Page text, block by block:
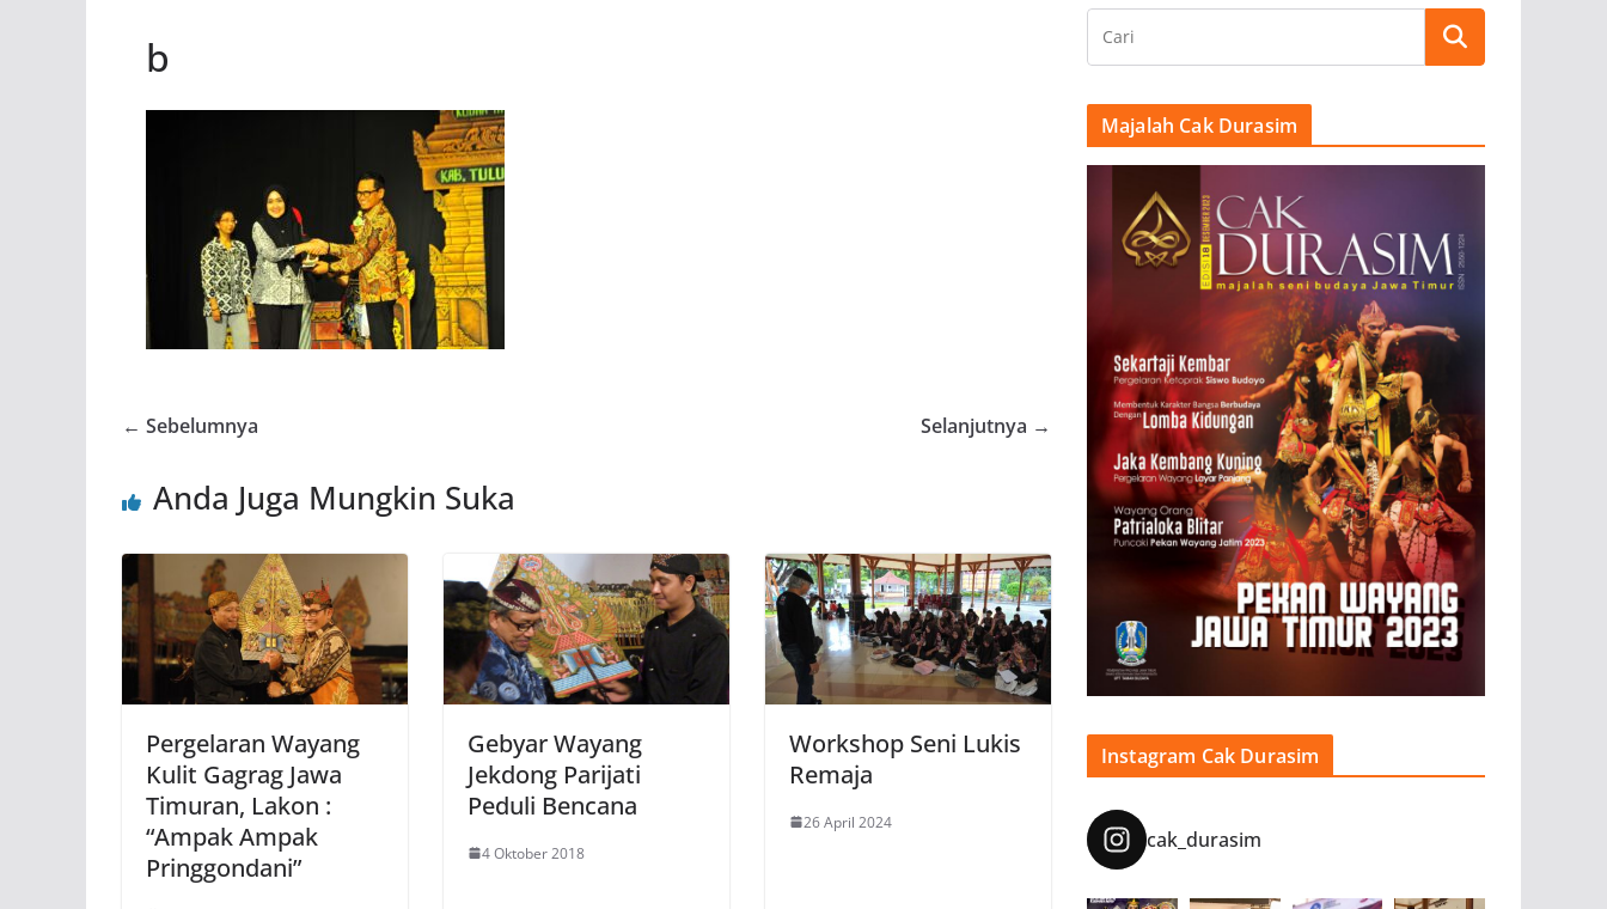
b
← Sebelumnya Selanjutnya →
Anda Juga Mungkin Suka
Pergelaran Wayang
Kulit Gagrag Jawa
Timuran, Lakon :
“Ampak Ampak
Pringgondani”
Gebyar Wayang
Jekdong Parijati
Peduli Bencana
4 Oktober 2018
Workshop Seni Lukis
Remaja
26 April 2024
Majalah Cak Durasim
Instagram Cak Durasim
cak_durasim